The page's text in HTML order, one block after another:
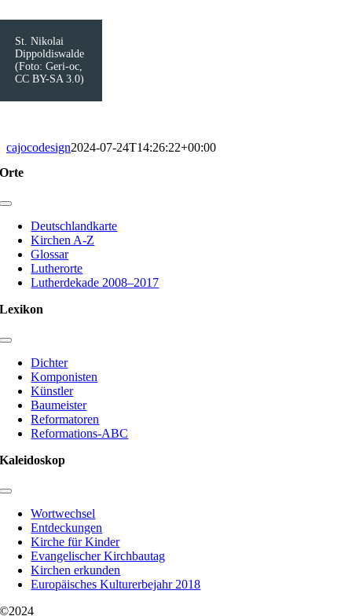
St. Nikolai
Dippoldiswalde
(Foto: Geri-oc,
CC BY-SA 3.0)
cajocodesign2024-07-24T14:26:22+00:00
Orte
Toggle
NavigationDeutschlandkarte
Kirchen A-Z
Glossar
Lutherorte
Lutherdekade 2008–2017
Lexikon
Toggle
Navigation
Dichter
Komponisten
Künstler
Baumeister
Reformatoren
Reformations-ABC
Kaleidoskop
Toggle
NavigationWortwechsel
Entdeckungen
Kirche für Kinder
Evangelischer Kirchbautag
Kirchen erkunden
Europäisches Kulturerbejahr 2018
©2024